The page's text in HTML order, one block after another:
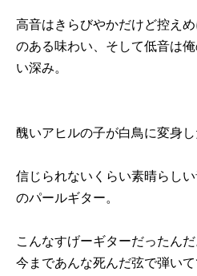
高音はきらびやかだけど控え
のある味わい、そして低音は
い深み。
醜いアヒルの子が白鳥に変身し
信じられないくらい素晴らし
のパールギター。
こんなすげーギターだったんだ
今まであんな死んだ弦で弾いて